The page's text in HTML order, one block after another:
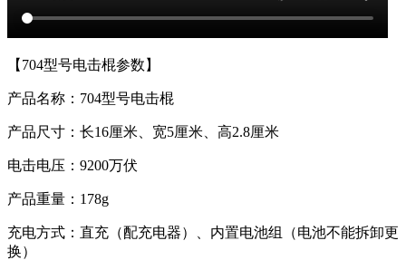
【704型号电击棍参数】
产品名称：704型号电击棍
产品尺寸：长16厘米、宽5厘米、高2.8厘米
电击电压：9200万伏
产品重量：178g
充电方式：直充（配充电器）、内置电池组（电池不能拆卸更
换）